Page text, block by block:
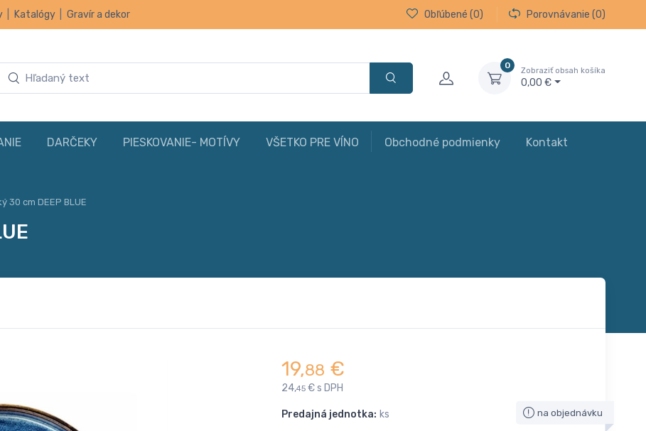
Katalógy Gravír a dekor Obľúbené (0) Porovnávanie (0)
0
Zobraziť obsah košíka
0,00 €
DARČEKY PIESKOVANIE- MOTÍVY VŠETKO PRE VÍNO Obchodné podmienky Kontakt
30 cm DEEP BLUE
19,88 €
24,45 € s DPH
Predajná jednotka: ks na objednávku